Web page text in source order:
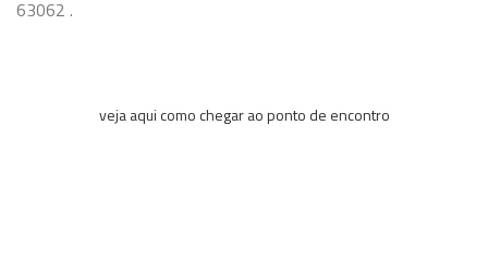
63062 .
veja aqui como chegar ao ponto de encontro